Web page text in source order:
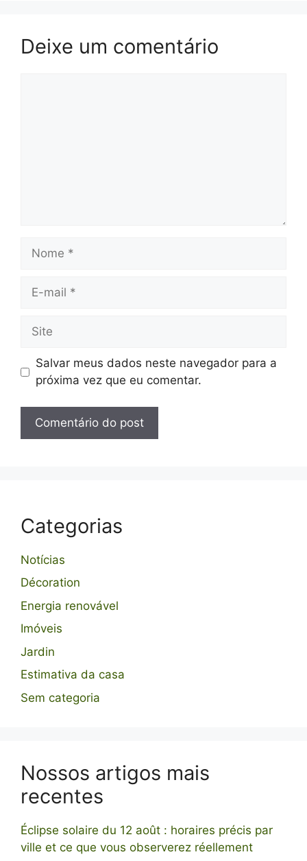
Deixe um comentário
Nome
Site
Salvar meus dados neste navegador para a
próxima vez que eu comentar.
Categorias
Notícias
Décoration
Energia renovável
Imóveis
Jardin
Estimativa da casa
Sem categoria
Nossos artigos mais
recentes
Éclipse solaire du 12 août : horaires précis par
ville et ce que vous observerez réellement